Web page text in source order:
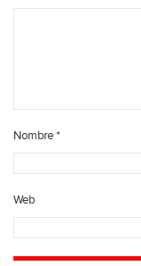
Nombre*
Web